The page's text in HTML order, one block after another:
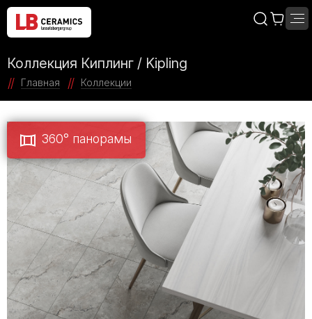
Коллекция Киплинг / Kipling
Главная Коллекции
360° панорамы